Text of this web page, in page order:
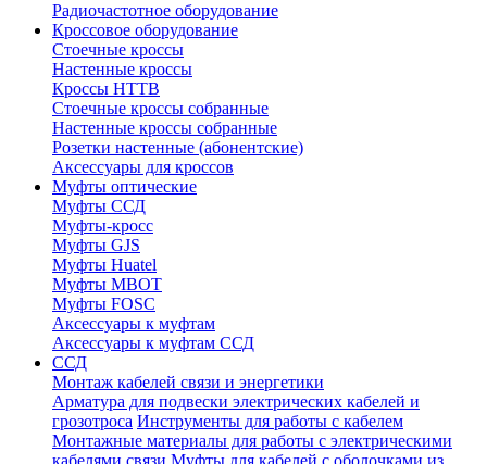
Радиочастотное оборудование
Кроссовое оборудование
Стоечные кроссы
Настенные кроссы
Кроссы HTTB
Стоечные кроссы собранные
Настенные кроссы собранные
Розетки настенные (абонентские)
Аксессуары для кроссов
Муфты оптические
Муфты ССД
Муфты-кросс
Муфты GJS
Муфты Huatel
Муфты МВОТ
Муфты FOSC
Аксессуары к муфтам
Аксессуары к муфтам ССД
ССД
Монтаж кабелей связи и энергетики
Арматура для подвески электрических кабелей и
грозотроса Инструменты для работы с кабелем
Монтажные материалы для работы с электрическими
кабелями связи Муфты для кабелей с оболочками из